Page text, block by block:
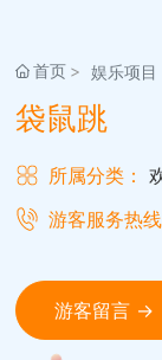
首页 娱乐项目
袋鼠跳
所属分类：
游客服务热线
游客留言 →